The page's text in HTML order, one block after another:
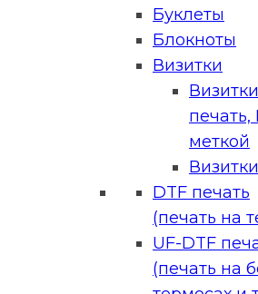
Буклеты
Блокноты
Визитки
печать,
меткой
DTF печать
(печать на
UF-DTF
(печать на